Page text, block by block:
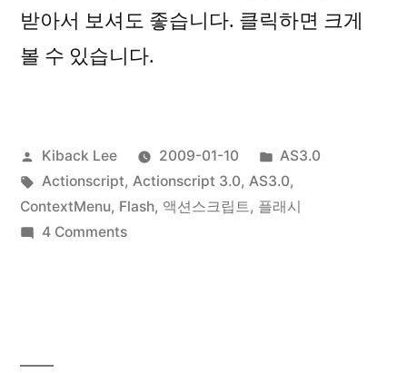
다!
받아서 보셔도 좋습니다. 클릭하면 크게
볼 수 있습니다.
Posted
by
Kiback Lee 2009-01-10
Posted
in
AS3.0
Tags:
Actionscript, Actionscript 3.0, AS3.0,
ContextMenu, Flash, 액션스크립트, 플래시
4 Commentson